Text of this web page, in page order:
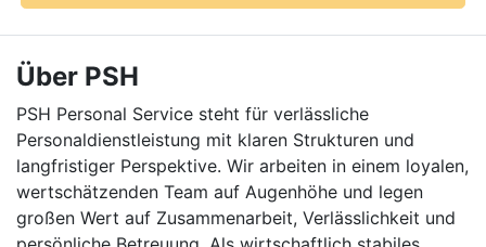
Über PSH
PSH Personal Service steht für verlässliche
Personaldienstleistung mit klaren Strukturen und
langfristiger Perspektive. Wir arbeiten in einem loyalen,
wertschätzenden Team auf Augenhöhe und legen
großen Wert auf Zusammenarbeit, Verlässlichkeit und